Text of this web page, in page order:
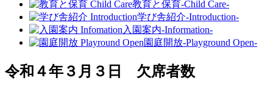
教育と保育-Child Care-
学び舎紹介-Introduction-
入園案内-Information-
園庭開放-Playground Open-
令和４年３月３日 欠席者数